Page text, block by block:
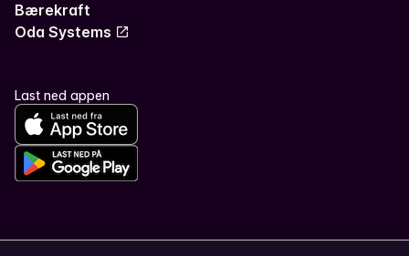
Bærekraft
Oda Systems
Last ned appen